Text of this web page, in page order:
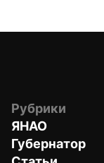
Рубрики
ЯНАО
Губернатор